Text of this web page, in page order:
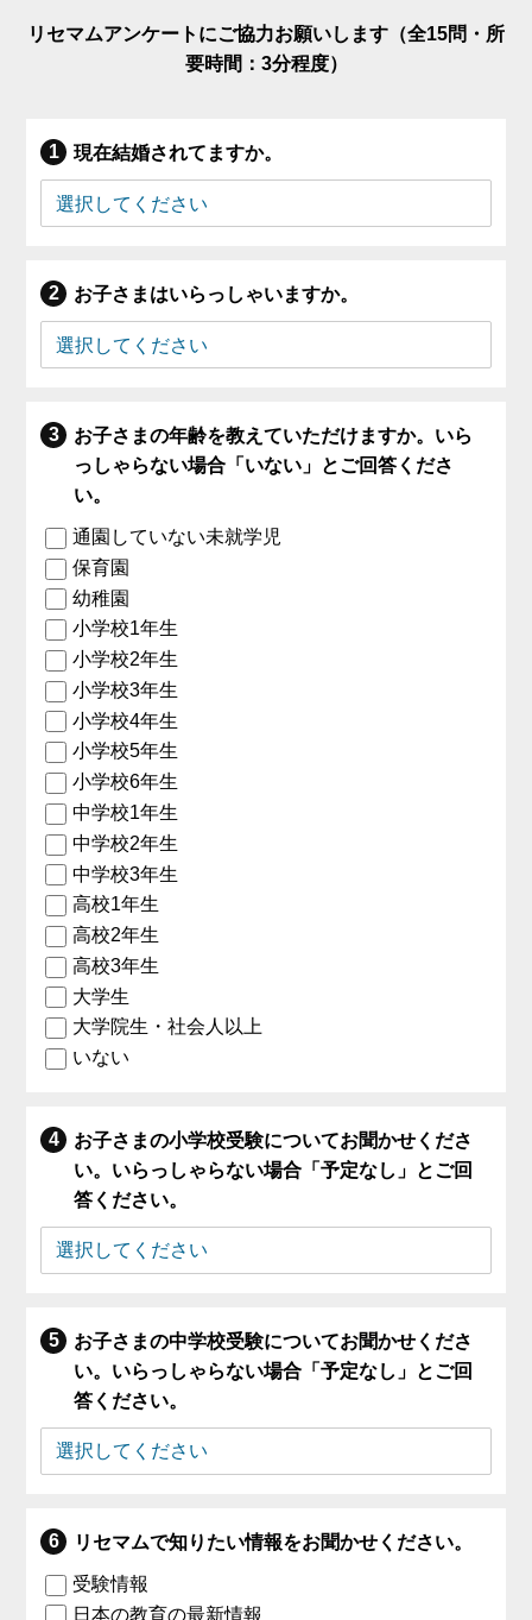
リセマムアンケートにご協力お願いします（全15問・所
要時間：3分程度）
現在結婚されてますか。
お子さまはいらっしゃいますか。
お子さまの年齢を教えていただけますか。いら
っしゃらない場合「いない」とご回答くださ
い。
通園していない未就学児
保育園
幼稚園
小学校1年生
小学校2年生
小学校3年生
小学校4年生
小学校5年生
小学校6年生
中学校1年生
中学校2年生
中学校3年生
高校1年生
高校2年生
高校3年生
大学生
大学院生・社会人以上
いない
お子さまの小学校受験についてお聞かせくださ
い。いらっしゃらない場合「予定なし」とご回
答ください。
お子さまの中学校受験についてお聞かせくださ
い。いらっしゃらない場合「予定なし」とご回
答ください。
リセマムで知りたい情報をお聞かせください。
受験情報
日本の教育の最新情報